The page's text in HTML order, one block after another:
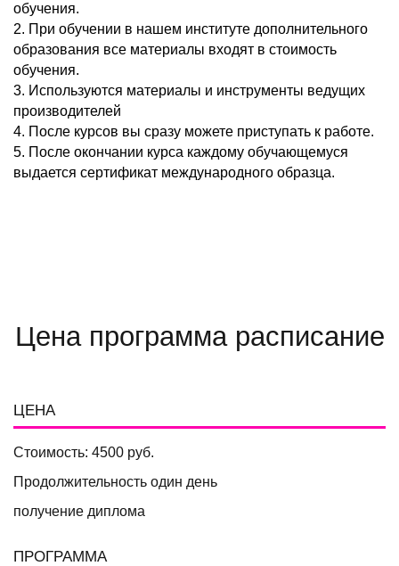
обучения.
2. При обучении в нашем институте дополнительного
образования все материалы входят в стоимость
обучения.
3. Используются материалы и инструменты ведущих
производителей
4. После курсов вы сразу можете приступать к работе.
5. После окончании курса каждому обучающемуся
выдается сертификат международного образца.
Цена программа расписание
ЦЕНА
Стоимость: 4500 руб.
Продолжительность один день
получение диплома
ПРОГРАММА